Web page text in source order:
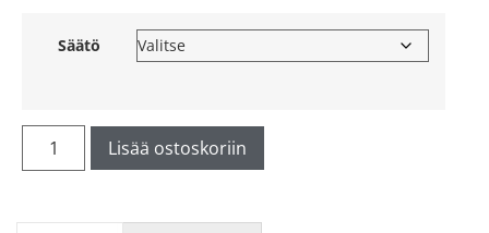
Säätö
Lisää ostoskoriin